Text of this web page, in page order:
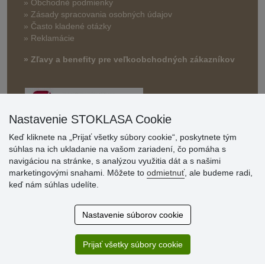
» Obchodné podmienky
» Zásady spracovania osobných údajov
» Často kladené otázky
» Reklamácie
» Zľavy a benefity pre veľkoobchodných zákazníkov
Hodnotenia
zákazníkov
Ústretovosť, pohotovosť. Som spokojná.
Veľká spokojnosť. Volal mi odtiaľ veľmi milý pán, že
zásielka sa nezmestí do boxu, tak sme to dali na poštu....
Nastavenie STOKLASA Cookie
Keď kliknete na „Prijať všetky súbory cookie“, poskytnete tým
súhlas na ich ukladanie na vašom zariadení, čo pomáha s
navigáciou na stránke, s analýzou využitia dát a s našimi
marketingovými snahami. Môžete to odmietnuť, ale budeme radi,
keď nám súhlas udelíte.
Nastavenie súborov cookie
Prijať všetky súbory cookie